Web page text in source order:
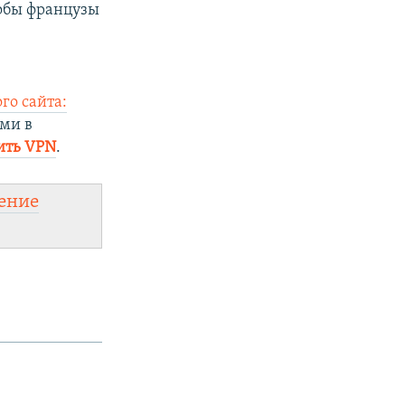
французы
сайта:
в
VPN.